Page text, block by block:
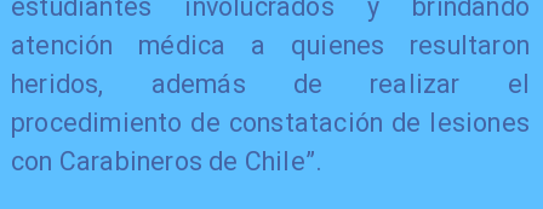
estudiantes involucrados y brindando
atención médica a quienes resultaron
heridos, además de realizar el
procedimiento de constatación de lesiones
con Carabineros de Chile”.